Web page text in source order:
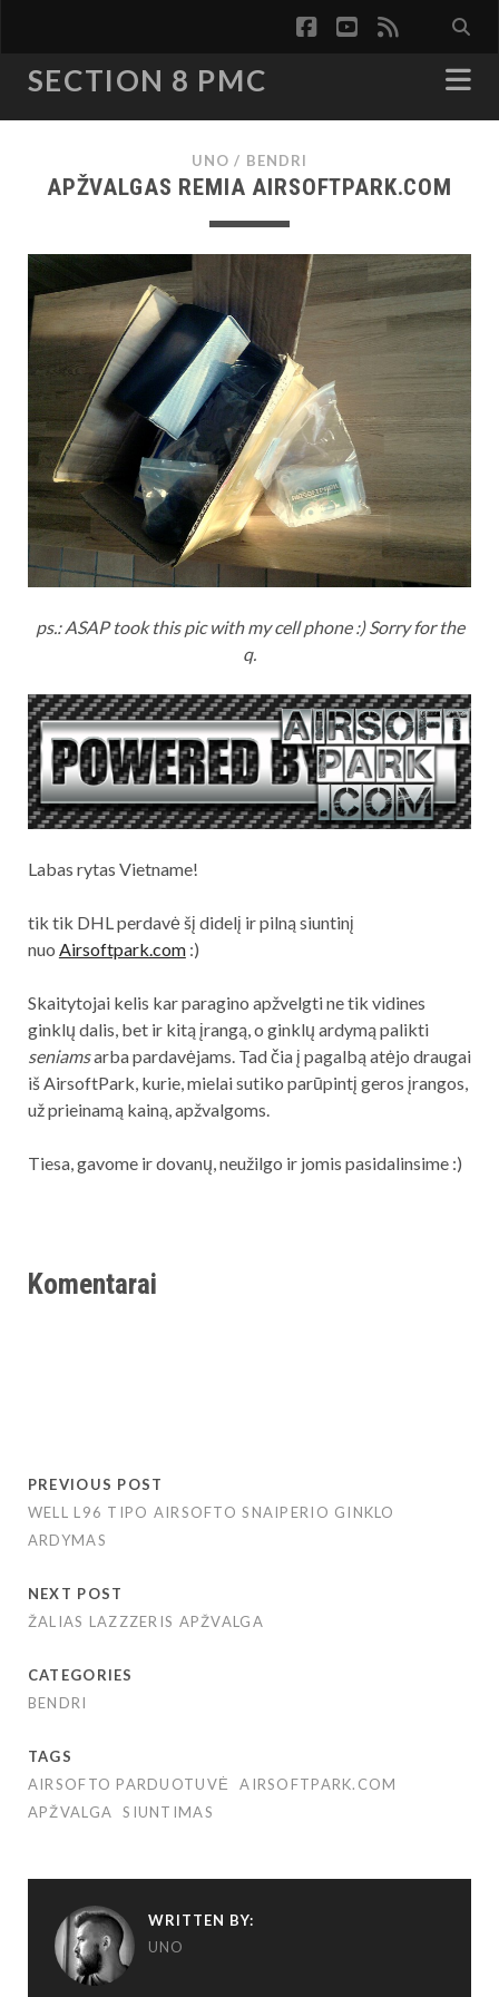
facebook
youtube
rss
SECTION 8 PMC
UNO / BENDRI
APŽVALGAS REMIA AIRSOFTPARK.COM
ps.: ASAP took this pic with my cell phone :) Sorry for the
q.
Labas rytas Vietname!
tik tik DHL perdavė šį didelį ir pilną siuntinį
nuo Airsoftpark.com:)
Skaitytojai kelis kar paragino apžvelgti ne tik vidines
ginklų dalis, bet ir kitą įrangą, o ginklų ardymą palikti
seniamsarba pardavėjams. Tad čia į pagalbą atėjo draugai
iš AirsoftPark, kurie, mielai sutiko parūpintį geros įrangos,
už prieinamą kainą, apžvalgoms.
Tiesa, gavome ir dovanų, neužilgo ir jomis pasidalinsime :)
Komentarai
PREVIOUS POST
WELL L96 TIPO AIRSOFTO SNAIPERIO GINKLO
ARDYMAS
NEXT POST
ŽALIAS LAZZZERIS APŽVALGA
CATEGORIES
BENDRI
TAGS
AIRSOFTO PARDUOTUVĖ
AIRSOFTPARK.COM
APŽVALGA
SIUNTIMAS
WRITTEN BY:
UNO